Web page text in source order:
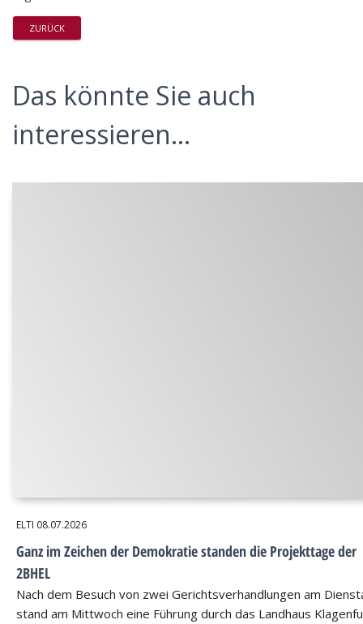
ZURÜCK
Das könnte Sie auch
interessieren...
ELTI 08.07.2026
Ganz im Zeichen der Demokratie standen die Projekttage der
2BHEL
Nach dem Besuch von zwei Gerichtsverhandlungen am
stand am Mittwoch eine Führung durch das Landhaus